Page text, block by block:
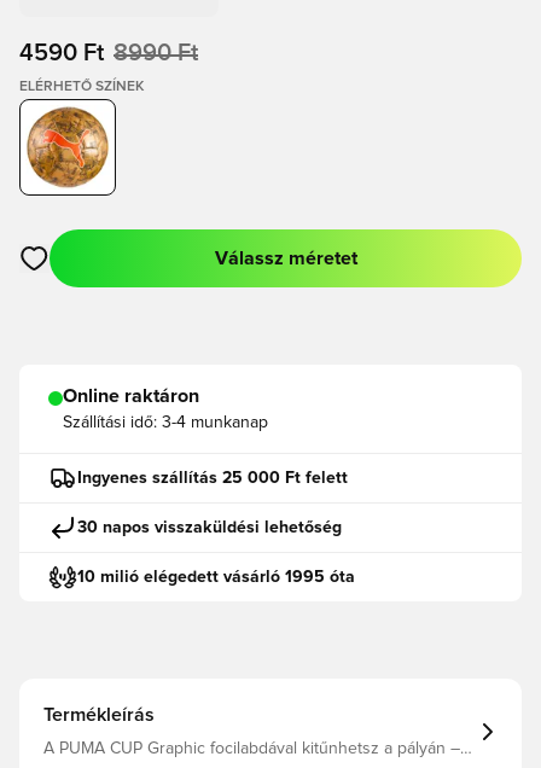
4590 Ft 8990 Ft
ELÉRHETŐ SZÍNEK
Megnyit egy modált a bejelentkezéshez vagy a tagként való
Válassz méretet
Online raktáron
Szállítási idő: 3-4 munkanap
Ingyenes szállítás 25 000 Ft felett
30 napos visszaküldési lehetőség
10 milió elégedett vásárló 1995 óta
Termékleírás
A PUMA CUP Graphic focilabdával kitűnhetsz a pályán –